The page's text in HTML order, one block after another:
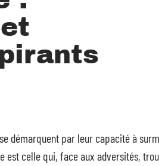
démarquent par leur capacité à
celle qui, face aux adversités,